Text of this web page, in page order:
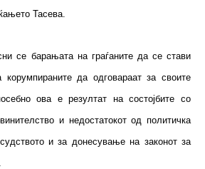
Тасева.
се барањата на граѓаните да се стави
корумпираните да одговараат за своите
ова е резултат на состојбите со
и недостатокот од политичка
и за донесување на законот за